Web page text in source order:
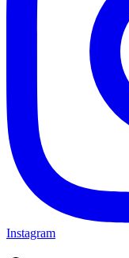
Instagram